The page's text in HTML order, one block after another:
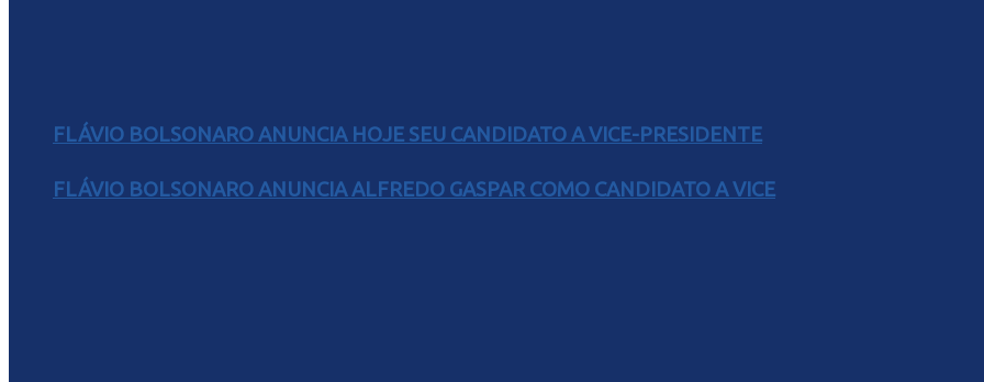
FLÁVIO BOLSONARO ANUNCIA ALFREDO GASPAR COMO CANDIDATO A VICE
FLÁVIO BOLSONARO ANUNCIA HOJE SEU CANDIDATO A VICE-PRESIDENTE